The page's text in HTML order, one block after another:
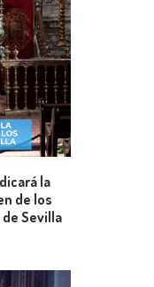
la
de los
Sevilla